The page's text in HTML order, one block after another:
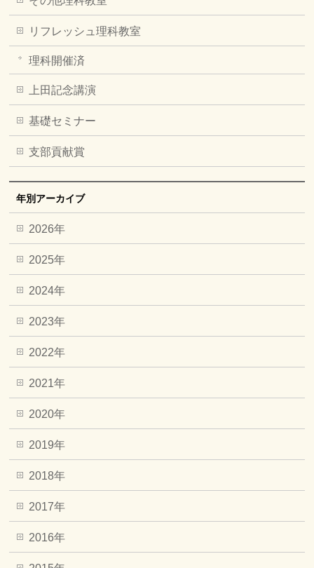
リフレッシュ理科教室
理科開催済
上田記念講演
基礎セミナー
支部貢献賞
年別アーカイブ
2026年
2025年
2024年
2023年
2022年
2021年
2020年
2019年
2018年
2017年
2016年